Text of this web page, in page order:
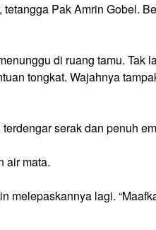
tetangga Pak Amrin Gobel.
di ruang tamu. Tak
tongkat. Wajahnya
serak dan penuh
air mata.
melepaskannya lagi.